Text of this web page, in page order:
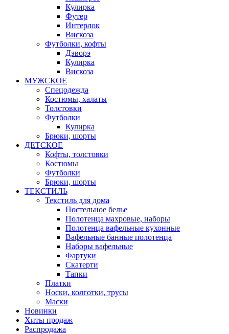
Кулирка
Футер
Интерлок
Вискоза
Футболки, кофты
Дэворэ
Кулирка
Вискоза
МУЖСКОЕ
Спецодежда
Костюмы, халаты
Толстовки
Футболки
Кулирка
Брюки, шорты
ДЕТСКОЕ
Кофты, толстовки
Костюмы
Футболки
Брюки, шорты
ТЕКСТИЛЬ
Текстиль для дома
Постельное белье
Полотенца махровые, наборы
Полотенца вафельные кухонные
Вафельные банные полотенца
Наборы вафельные
Фартуки
Скатерти
Тапки
Платки
Носки, колготки, трусы
Маски
Новинки
Хиты продаж
Распродажа